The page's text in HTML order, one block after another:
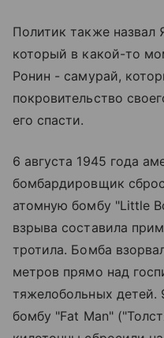
Политик также
который в какой-то
Ронин - самурай,
покровительство
его спасти.
6 августа 1945 года
бомбардировщик
атомную бомбу "Little
взрыва составила
тротила. Бомба
метров прямо над
тяжелобольных детей.
бомбу "Fat Man"